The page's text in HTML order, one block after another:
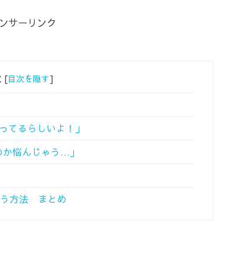
サーリンク
[目次を隠す]
るらしいよ！」
悩んじゃう…」
う方法 まとめ